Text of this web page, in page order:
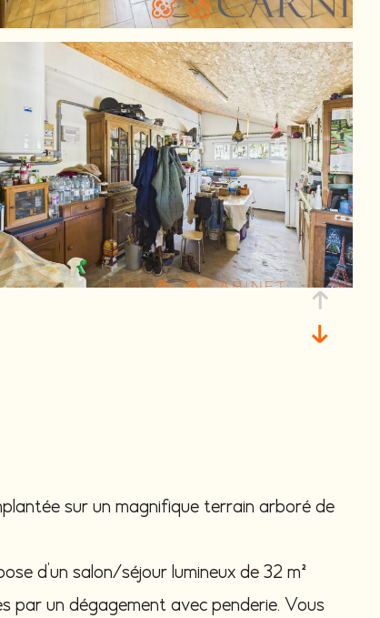
sur un magnifique terrain arboré de
d’un salon/séjour lumineux de 32 m²
par un dégagement avec penderie. Vous